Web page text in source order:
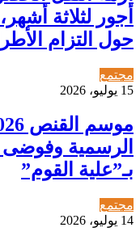
أجور لثلاثة
حول التزام
مجتمع
15 يوليو، 2026
الرسمية وفوضى
بـ”علية القوم”
مجتمع
14 يوليو، 2026